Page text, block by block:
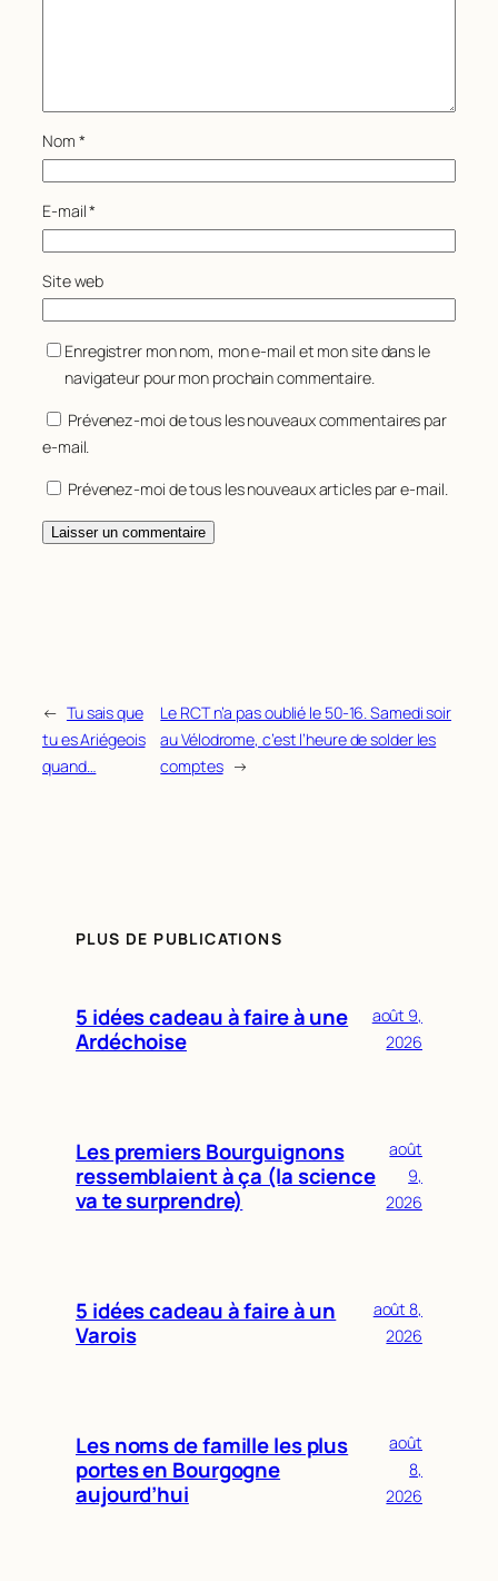
Nom *
E-mail*
Site web
Enregistrer mon nom, mon e-mail et mon site dans le
navigateur pour mon prochain commentaire.
Prévenez-moi de tous les nouveaux commentaires par
e-mail.
Prévenez-moi de tous les nouveaux articles par e-mail.
← Tu sais que
tu es Ariégeois
quand…
Le RCT n’a pas oublié le 50-16. Samedi soir
au Vélodrome, c’est l’heure de solder les
comptes →
PLUS DE PUBLICATIONS
5 idées cadeau à faire à une
Ardéchoise
août 9,
2026
Les premiers Bourguignons
ressemblaient à ça (la science
va te surprendre)
août
9,
2026
5 idées cadeau à faire à un
Varois
août 8,
2026
Les noms de famille les plus
portes en Bourgogne
aujourd’hui
août
8,
2026